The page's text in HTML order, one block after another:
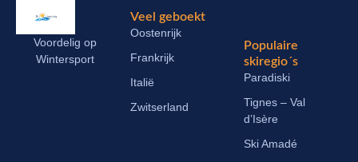
Voordelig op
Wintersport
Veel geboekt
Oostenrijk
Frankrijk
Italië
Zwitserland
Populaire
skiregio´s
Paradiski
Tignes – Val
d’Isère
Ski Amadé